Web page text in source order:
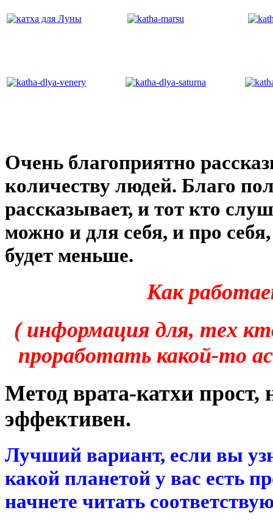
Очень благоприятно
количеству людей. Благо
рассказывает, и тот кто
можно и для себя, и про
будет меньше.
Как
( информация для, тех
проработать какой-то
Метод врата-катхи прост,
эффективен.
Лучший вариант, если вы
какой планетой у вас есть
начнете читать